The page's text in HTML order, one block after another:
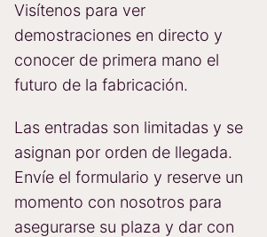
Visítenos para ver
demostraciones en directo y
conocer de primera mano el
futuro de la fabricación.
Las entradas son limitadas y se
asignan por orden de llegada.
Envíe el formulario y reserve un
momento con nosotros para
asegurarse su plaza y dar con